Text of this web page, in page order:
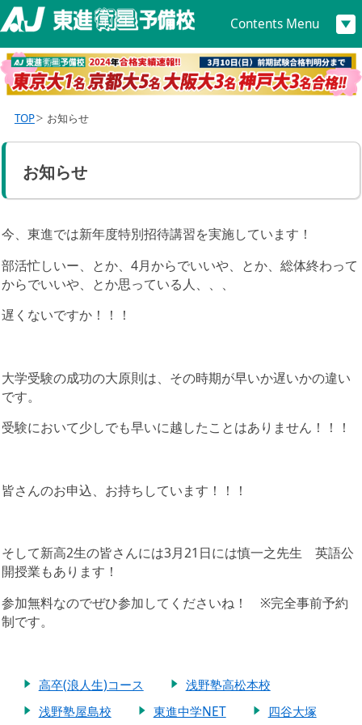
Contents Menu
TOP お知らせ
お知らせ
今、東進では新年度特別招待講習を実施しています！
部活忙しいー、とか、4月からでいいや、とか、総体終わって
からでいいや、とか思っている人、、、
遅くないですか！！！
大学受験の成功の大原則は、その時期が早いか遅いかの違い
です。
受験において少しでも早いに越したことはありません！！！
皆さんのお申込、お持ちしています！！！
そして新高2生の皆さんには3月21日には慎一之先生 英語公
開授業もあります！
参加無料なのでぜひ参加してくださいね！ ※完全事前予約
制です。
高卒(浪人生)コース
浅野塾高松本校
浅野塾屋島校
東進中学NET 四谷大塚